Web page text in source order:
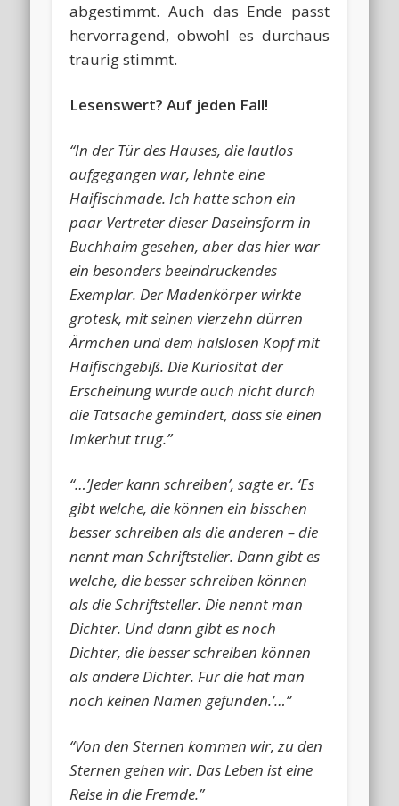
abgestimmt. Auch das Ende passt
hervorragend, obwohl es durchaus
traurig stimmt.
Lesenswert? Auf jeden Fall!
“In der Tür des Hauses, die lautlos
aufgegangen war, lehnte eine
Haifischmade. Ich hatte schon ein
paar Vertreter dieser Daseinsform in
Buchhaim gesehen, aber das hier war
ein besonders beeindruckendes
Exemplar. Der Madenkörper wirkte
grotesk, mit seinen vierzehn dürren
Ärmchen und dem halslosen Kopf mit
Haifischgebiß. Die Kuriosität der
Erscheinung wurde auch nicht durch
die Tatsache gemindert, dass sie einen
Imkerhut trug.”
“…’Jeder kann schreiben’, sagte er. ‘Es
gibt welche, die können ein bisschen
besser schreiben als die anderen – die
nennt man Schriftsteller. Dann gibt es
welche, die besser schreiben können
als die Schriftsteller. Die nennt man
Dichter. Und dann gibt es noch
Dichter, die besser schreiben können
als andere Dichter. Für die hat man
noch keinen Namen gefunden.’…”
“Von den Sternen kommen wir, zu den
Sternen gehen wir. Das Leben ist eine
Reise in die Fremde.”